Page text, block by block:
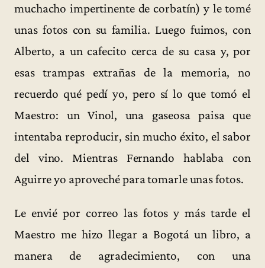
muchacho impertinente de corbatín) y le tomé
unas fotos con su familia. Luego fuimos, con
Alberto, a un cafecito cerca de su casa y, por
esas trampas extrañas de la memoria, no
recuerdo qué pedí yo, pero sí lo que tomó el
Maestro: un Vinol, una gaseosa paisa que
intentaba reproducir, sin mucho éxito, el sabor
del vino. Mientras Fernando hablaba con
Aguirre yo aproveché para tomarle unas fotos.
Le envié por correo las fotos y más tarde el
Maestro me hizo llegar a Bogotá un libro, a
manera de agradecimiento, con una